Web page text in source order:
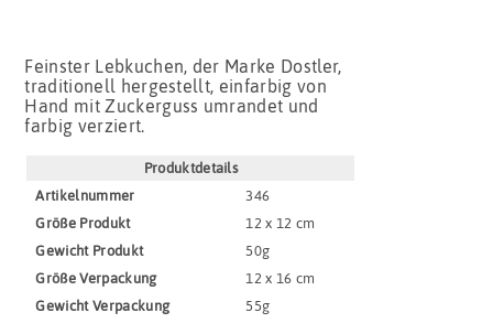
Feinster Lebkuchen, der Marke Dostler,
traditionell hergestellt, einfarbig von
Hand mit Zuckerguss umrandet und
farbig verziert.
Produktdetails
Artikel­nummer
346
Größe Produkt
12 x 12 cm
Gewicht Produkt
50g
Größe Verpackung
12 x 16 cm
Gewicht Verpackung
55g